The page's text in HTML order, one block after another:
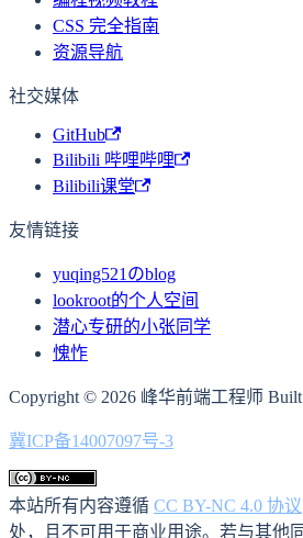
CSS 完全指南
资源导航
社交媒体
GitHub
Bilibili 哔哩哔哩
Bilibili课堂
友情链接
yuqing521のblog
lookroot的个人空间
潜心专研的小张同学
愧怍
Copyright © 2026 峰华前端工程师 Built
冀ICP备14007097号-3
本站所有内容遵循 CC BY-NC 4.0 协议
处，且不可用于商业用途。若与其他